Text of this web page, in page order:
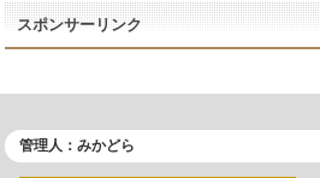
スポンサーリンク
管理人：みかどら